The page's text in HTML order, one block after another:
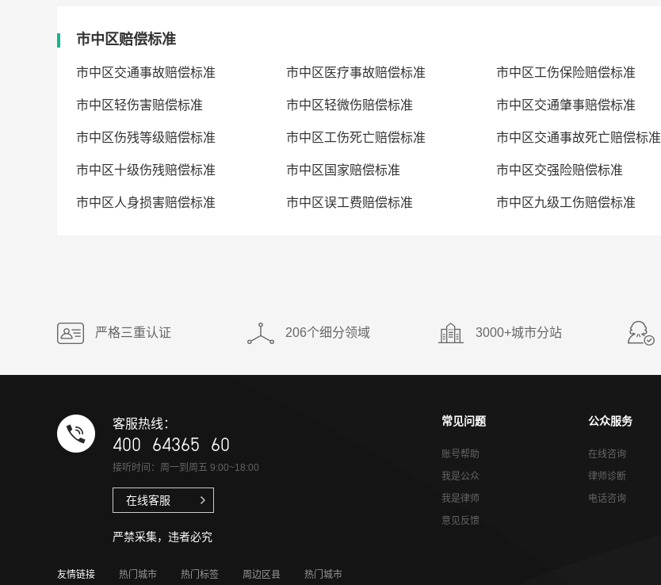
市中区赔偿标准
市中区交通事故赔偿标准 市中区医疗事故赔偿标准 市中区工伤保险赔偿标准
市中区轻伤害赔偿标准 市中区轻微伤赔偿标准 市中区交通肇事赔偿标准
市中区伤残等级赔偿标准 市中区工伤死亡赔偿标准 市中区交通事故死亡赔偿标准
市中区十级伤残赔偿标准 市中区国家赔偿标准 市中区交强险赔偿标准
市中区人身损害赔偿标准 市中区误工费赔偿标准 市中区九级工伤赔偿标准
严格三重认证 206个细分领域 3000+城市分站
客服热线：
400 64365 60
接听时间：周一到周五 9:00~18:00
在线客服
严禁采集，违者必究
常见问题
账号帮助
我是公众
我是律师
意见反馈
公众服务
在线咨询
律师诊断
电话咨询
友情链接 热门城市 热门标签 周边区县 热门城市